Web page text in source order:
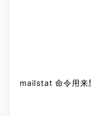
mailstat 命令用来